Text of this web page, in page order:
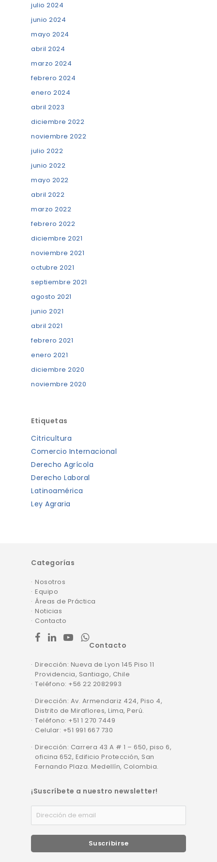
julio 2024
junio 2024
mayo 2024
abril 2024
marzo 2024
febrero 2024
enero 2024
abril 2023
diciembre 2022
noviembre 2022
julio 2022
junio 2022
mayo 2022
abril 2022
marzo 2022
febrero 2022
diciembre 2021
noviembre 2021
octubre 2021
septiembre 2021
agosto 2021
junio 2021
abril 2021
febrero 2021
enero 2021
diciembre 2020
noviembre 2020
Etiquetas
Citricultura
Comercio Internacional
Derecho Agrícola
Derecho Laboral
Latinoamérica
Ley Agraria
Categorías
Nosotros
Equipo
Áreas de Práctica
Noticias
Contacto
facebook
linkedinyoutubewhatsapp
Contacto
Dirección: Nueva de Lyon 145 Piso 11
Providencia, Santiago, Chile
Teléfono: +56 22 2082993
Dirección: Av. Armendariz 424, Piso 4,
Distrito de Miraflores, Lima, Perú.
Teléfono: +51 1 270 7449
Celular: +51 991 667 730
Dirección: Carrera 43 A # 1 – 650, piso 6,
oficina 652, Edificio Protección, San
Fernando Plaza. Medellín, Colombia.
¡Suscríbete a nuestro newsletter!
Suscribirse